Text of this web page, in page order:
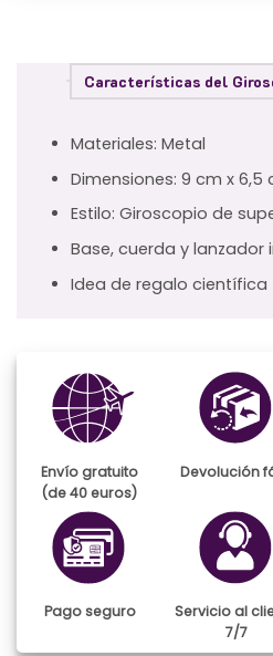
Características del
Materiales: Metal
Dimensiones: 9 cm x 6,5
Estilo: Giroscopio de
Base, cuerda y lanzador
Idea de regalo científica
Envío gratuito
(de 40 euros)
Devolución
Pago seguro
Servicio al
7/7